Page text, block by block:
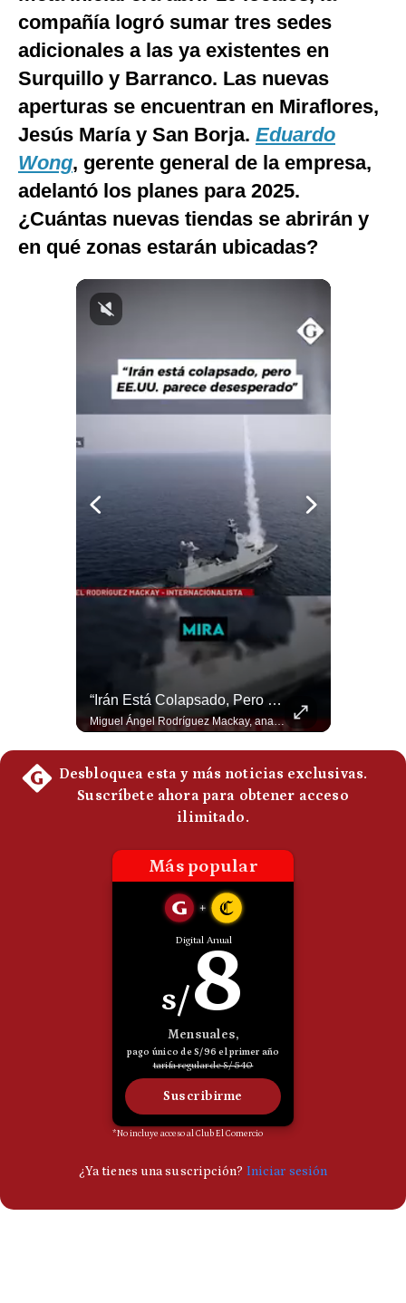
Mix
G de Gestión
Notas Contratadas
Podcast
Gestión TV
Videos
Fotogalerías
Preguntas
Frecuentes
compañía logró sumar tres sedes
adicionales a las ya existentes en
Surquillo y Barranco. Las nuevas
aperturas se encuentran en Miraflores,
Jesús María y San Borja. Eduardo
Wong, gerente general de la empresa,
adelantó los planes para 2025.
¿Cuántas nuevas tiendas se abrirán y
en qué zonas estarán ubicadas?
“Irán Está Colapsado, Pero EE.UU. Parece Desesperado” | #radar24
Miguel Ángel Rodríguez Mackay, analista internacional, sostiene que las negociaciones fueron impulsadas por Irán y no por Estados Unidos. Según su análisis, Teherán estaría debilitado militar y económicamente, aunque la narrativa internacional presenta a Trump como el líder desesperado por terminar una guerra que no puede ganar. #Geopolitica #Iran #DonaldTrump #RodriguezMackay #EEUU #NoticiasInternacionales #PoliticaInternacional #AnalisisGeopolitico #Shorts 👉 Suscríbete y activa la campana para no perderte nuestro análisis diario. 🌎 Síguenos en nuestras redes sociales: 📌 Web oficial: https://gestion.pe/mundo/ 📌 LinkedIn: http://bit.ly/3HYIET0 📌 X (Twitter): http://bit.ly/4noZtX9 📌 TikTok: http://bit.ly/4evB6TO